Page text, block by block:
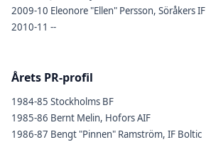
2009-10 Eleonore "Ellen" Persson, Söråkers IF
2010-11 --
Årets PR-profil
1984-85 Stockholms BF
1985-86 Bernt Melin, Hofors AIF
1986-87 Bengt "Pinnen" Ramström, IF Boltic